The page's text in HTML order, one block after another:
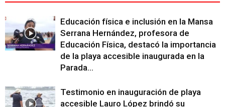
Educación física e inclusión en la Mansa
Serrana Hernández, profesora de
Educación Física, destacó la importancia
de la playa accesible inaugurada en la
Parada...
Testimonio en inauguración de playa
accesible Lauro López brindó su